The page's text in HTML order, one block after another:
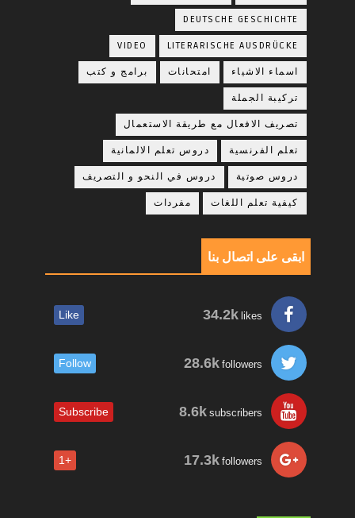
DEUTSCHE GESCHICHTE
LITERARISCHE AUSDRÜCKE
VIDEO
اسماء الاشياء امتحانات برامج و كتب
تركيبة الجملة
تصريف الافعال مع طريقة الاستعمال
تعلم الفرنسية دروس تعلم الالمانية
دروس صوتية دروس في النحو و التصريف
كيفية تعلم اللغات مفردات
ابقى على اتصال بنا
34.2klikes
Like
28.6kfollowers
Follow
8.6ksubscribers
Subscribe
17.3kfollowers
+1